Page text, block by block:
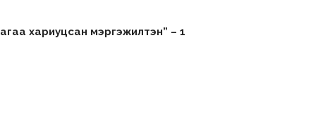
хариуцсан мэргэжилтэн” – 1